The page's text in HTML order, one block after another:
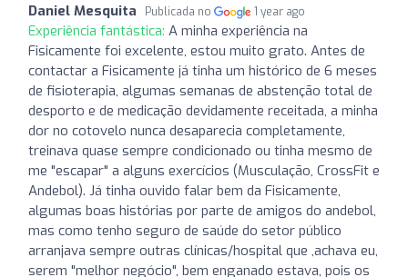
Daniel Mesquita Publicada no 1 year ago
Experiência fantástica: A minha experiência na
Fisicamente foi excelente, estou muito grato. Antes de
contactar a Fisicamente já tinha um histórico de 6 meses
de fisioterapia, algumas semanas de abstenção total de
desporto e de medicação devidamente receitada, a minha
dor no cotovelo nunca desaparecia completamente,
treinava quase sempre condicionado ou tinha mesmo de
me "escapar" a alguns exercícios (Musculação, CrossFit e
Andebol). Já tinha ouvido falar bem da Fisicamente,
algumas boas histórias por parte de amigos do andebol,
mas como tenho seguro de saúde do setor público
arranjava sempre outras clínicas/hospital que ,achava eu,
serem "melhor negócio", bem enganado estava, pois os